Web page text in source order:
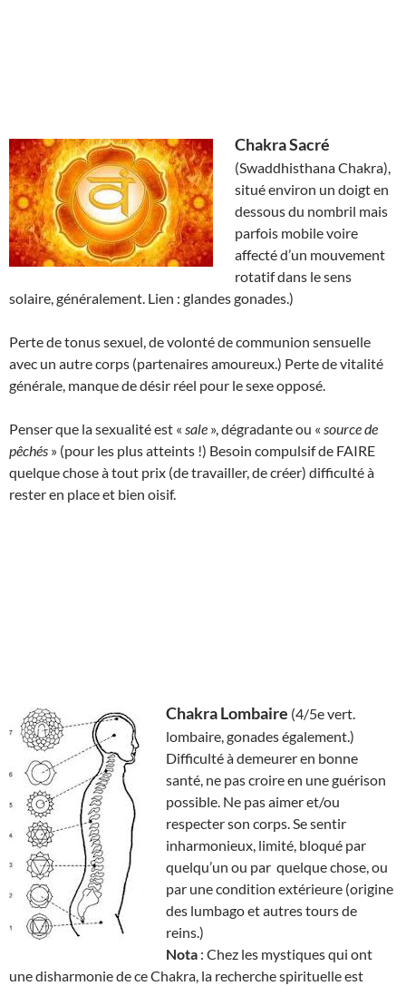
Chakra Sacré
(Swaddhisthana Chakra),
situé environ un doigt en
dessous du nombril mais
parfois mobile voire
affecté d’un mouvement
rotatif dans le sens
solaire, généralement. Lien : glandes gonades.)
Perte de tonus sexuel, de volonté de communion sensuelle
avec un autre corps (partenaires amoureux.) Perte de vitalité
générale, manque de désir réel pour le sexe opposé.
Penser que la sexualité est « sale », dégradante ou « source de
pêchés » (pour les plus atteints !) Besoin compulsif de FAIRE
quelque chose à tout prix (de travailler, de créer) difficulté à
rester en place et bien oisif.
Chakra Lombaire (4/5e vert.
lombaire, gonades également.)
Difficulté à demeurer en bonne
santé, ne pas croire en une guérison
possible. Ne pas aimer et/ou
respecter son corps. Se sentir
inharmonieux, limité, bloqué par
quelqu’un ou par quelque chose, ou
par une condition extérieure (origine
des lumbago et autres tours de
reins.)
Nota : Chez les mystiques qui ont
une disharmonie de ce Chakra, la recherche spirituelle est